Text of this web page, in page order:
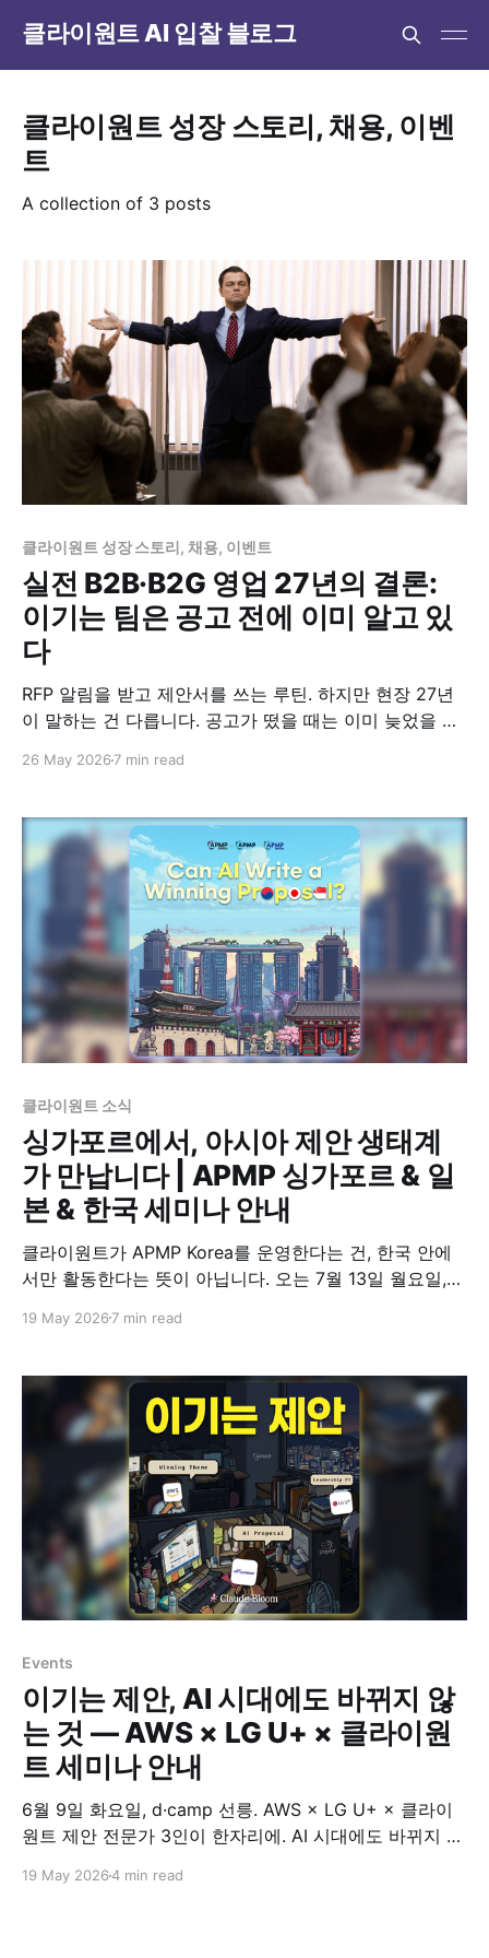
클라이원트 AI 입찰 블로그
클라이원트 성장 스토리, 채용, 이벤
트
A collection of 3 posts
클라이원트 성장 스토리, 채용, 이벤트
실전 B2B·B2G 영업 27년의 결론:
이기는 팀은 공고 전에 이미 알고 있
다
RFP 알림을 받고 제안서를 쓰는 루틴. 하지만 현장 27년
이 말하는 건 다릅니다. 공고가 떴을 때는 이미 늦었을 수
26 May 2026 7 min read
클라이원트 소식
싱가포르에서, 아시아 제안 생태계
가 만납니다 | APMP 싱가포르 & 일
본 & 한국 세미나 안내
클라이원트가 APMP Korea를 운영한다는 건, 한국 안에
서만 활동한다는 뜻이 아닙니다. 오는 7월 13일 월요일,
세 지부가 처음으로 한자리에 모입니다. 비행기를 타야 하
하신다면, 한 자리에서 일본·싱가포르·한국의 제안 전문가
들을 한꺼번에 만날 수 있는 드문 기회입니다. APMP라는
19 May 2026 7 min read
Events
이기는 제안, AI 시대에도 바뀌지 않
는 것 — AWS × LG U+ × 클라이원
트 세미나 안내
6월 9일 화요일, d·camp 선릉. AWS × LG U+ × 클라이
원트 제안 전문가 3인이 한자리에. AI 시대에도 바뀌지 않
19 May 20264 min read